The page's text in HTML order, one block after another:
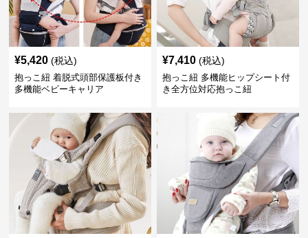
¥5,420 (税込)
抱っこ紐 着脱式頭部保護板付き
多機能ベビーキャリア
¥7,410 (税込)
抱っこ紐 多機能ヒップシート付
き全方位対応抱っこ紐